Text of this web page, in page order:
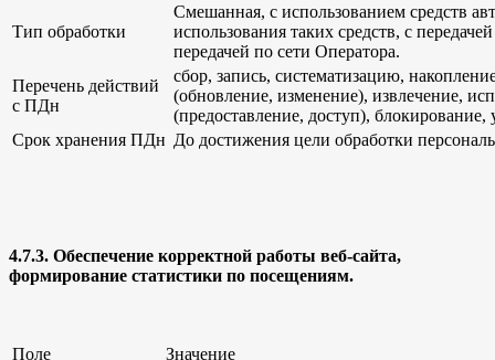
Тип обработки
Смешанная, с использованием средств
использования таких средств, с
передачей по сети Оператора.
Перечень действий
с ПДн
сбор, запись, систематизацию,
(обновление, изменение), извлечение,
(предоставление, доступ),
Срок хранения ПДн До достижения цели обработки
4.7.3. Обеспечение корректной работы веб-сайта,
формирование статистики по посещениям.
Поле
Значение